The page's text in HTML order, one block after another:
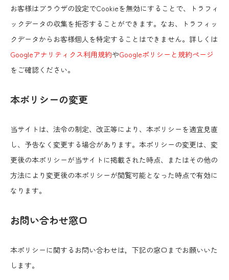
お客様はブラウザの設定でCookieを無効にすることで、トラフィ
ックデータの収集を拒否することができます。なお、トラフィッ
クデータからお客様個人を特定することはできません。詳しくは
Googleアナリティクス利用規約やGoogleポリシーと規約ページ
をご確認ください。
本ポリシーの変更
当サイトは、法令の制定、改正等により、本ポリシーを適宜見直
し、予告なく変更する場合があります。本ポリシーの変更は、変
更後の本ポリシーが当サイトに掲載された時点、またはその他の
方法により変更後の本ポリシーが閲覧可能となった時点で有効に
なります。
お問い合わせ窓口
本ポリシーに関するお問い合わせは，下記の窓口までお願いいた
します。